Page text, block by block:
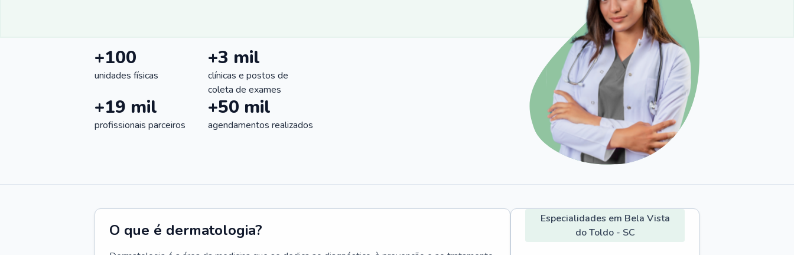
+100
unidades físicas
+3 mil
clínicas e postos de
coleta de exames
+19 mil
profissionais parceiros
+50 mil
agendamentos realizados
O que é dermatologia?
Especialidades em Bela Vista
do Toldo - SC